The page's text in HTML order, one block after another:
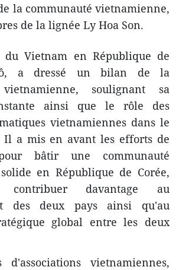
la communauté vietnamienne,
de la lignée Ly Hoa Son.
du Vietnam en République de
a dressé un bilan de la
vietnamienne, soulignant sa
ainsi que le rôle des
vietnamiennes dans le
Il a mis en avant les efforts de
bâtir une communauté
en République de Corée,
davantage au
des deux pays ainsi qu'au
global entre les deux
d'associations vietnamiennes,